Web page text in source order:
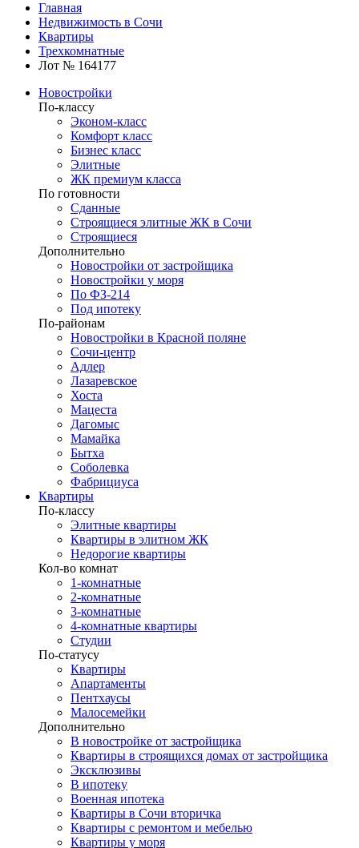
Главная
Недвижимость в Сочи
Квартиры
Трехкомнатные
Лот № 164177
Новостройки
По-классу
Эконом-класс
Комфорт класс
Бизнес класс
Элитные
ЖК премиум класса
По готовности
Сданные
Строящиеся элитные ЖК в Сочи
Строящиеся
Дополнительно
Новостройки от застройщика
Новостройки у моря
По ФЗ-214
Под ипотеку
По-районам
Новостройки в Красной поляне
Сочи-центр
Адлер
Лазаревское
Хоста
Мацеста
Дагомыс
Мамайка
Бытха
Соболевка
Фабрициуса
Квартиры
По-классу
Элитные квартиры
Квартиры в элитном ЖК
Недорогие квартиры
Кол-во комнат
1-комнатные
2-комнатные
3-комнатные
4-комнатные квартиры
Студии
По-статусу
Квартиры
Апартаменты
Пентхаусы
Малосемейки
Дополнительно
В новостройке от застройщика
Квартиры в строящихся домах от застройщика
Эксклюзивы
В ипотеку
Военная ипотека
Квартиры в Сочи вторичка
Квартиры с ремонтом и мебелью
Квартиры у моря